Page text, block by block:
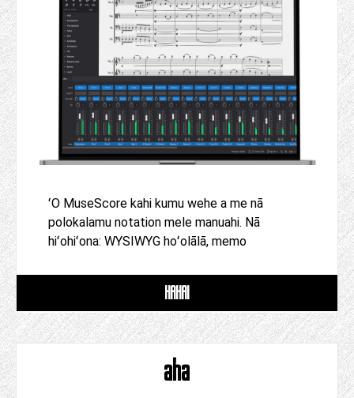
ʻO MuseScore kahi kumu wehe a me nā
polokalamu notation mele manuahi. Nā
hiʻohiʻona: WYSIWYG hoʻolālā, memo
HAHAI
aha